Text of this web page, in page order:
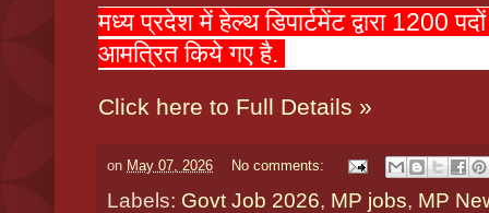
मध्य प्रदेश में हेल्थ डिपार्टमेंट द्वारा 1200
आमत्रित किये गए है.
Click here to Full Details »
on May 07, 2026 No comments:
Labels: Govt Job 2026, MP jobs, MP